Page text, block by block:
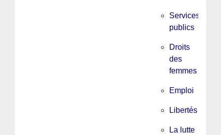
Services
publics
Droits
des
femmes
Emploi
Libertés
La lutte